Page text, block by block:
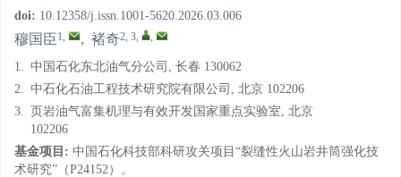
doi: 10.12358/j.issn.1001-5620.2026.03.006
穆国臣1, , 褚奇2, 3, ,
1. 中国石化东北油气分公司, 长春 130062
2. 中石化石油工程技术研究院有限公司, 北京 102206
3.
页岩油气富集机理与有效开发国家重点实验室, 北京
102206
基金项目: 中国石化科技部科研攻关项目“裂缝性火山岩井筒强化技
术研究”（P24152）。